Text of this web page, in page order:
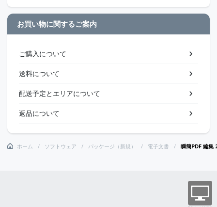
お買い物に関するご案内
ご購入について
送料について
配送予定とエリアについて
返品について
ホーム ソフトウェア パッケージ（新規） 電子文書 瞬簡PDF 編集